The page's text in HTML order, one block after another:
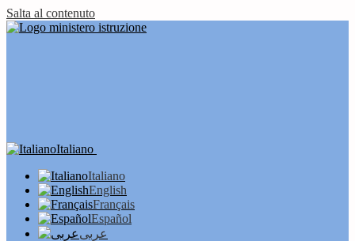
Salta al contenuto
Italiano
Italiano
English
Français
Español
عربى